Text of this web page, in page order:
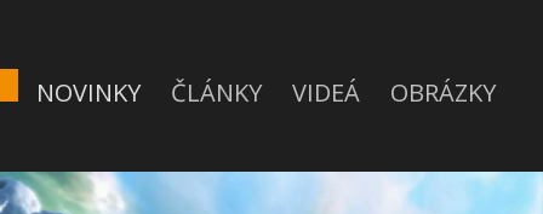
NOVINKY ČLÁNKY VIDEÁ OBRÁZKY